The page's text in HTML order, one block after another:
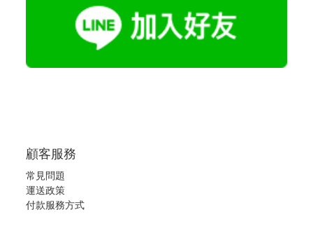
顧客服務
常見問題
運送政策
付款服務方式